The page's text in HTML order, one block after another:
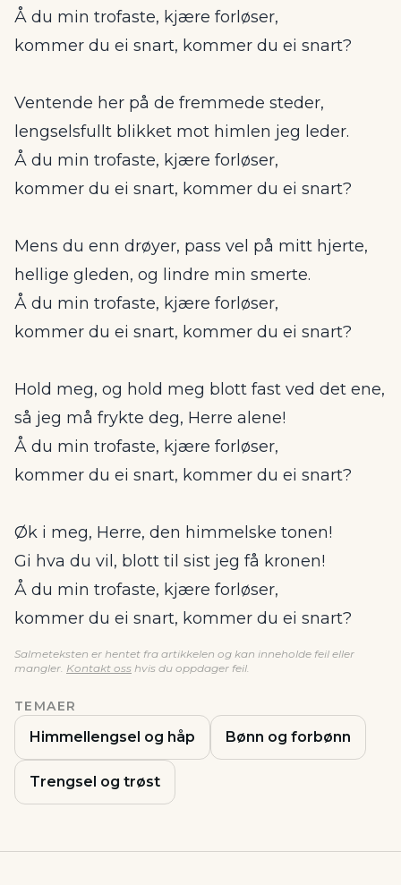
Å du min trofaste, kjære forløser,
kommer du ei snart, kommer du ei snart?
Ventende her på de fremmede steder,
lengselsfullt blikket mot himlen jeg leder.
Å du min trofaste, kjære forløser,
kommer du ei snart, kommer du ei snart?
Mens du enn drøyer, pass vel på mitt hjerte,
hellige gleden, og lindre min smerte.
Å du min trofaste, kjære forløser,
kommer du ei snart, kommer du ei snart?
Hold meg, og hold meg blott fast ved det ene,
så jeg må frykte deg, Herre alene!
Å du min trofaste, kjære forløser,
kommer du ei snart, kommer du ei snart?
Øk i meg, Herre, den himmelske tonen!
Gi hva du vil, blott til sist jeg få kronen!
Å du min trofaste, kjære forløser,
kommer du ei snart, kommer du ei snart?
Salmeteksten er hentet fra artikkelen og kan inneholde feil eller
mangler. Kontakt oss hvis du oppdager feil.
TEMAER
Himmellengsel og håp Bønn og forbønn
Trengsel og trøst